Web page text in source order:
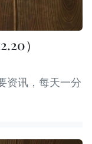
）
资讯，每天一分